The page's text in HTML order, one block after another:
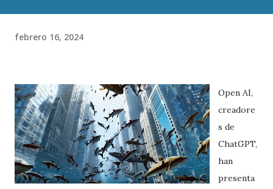
febrero 16, 2024
Open AI,
creadore
s de
ChatGPT,
han
presenta